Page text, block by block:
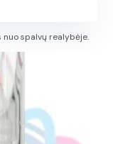
spalvų realybėje.